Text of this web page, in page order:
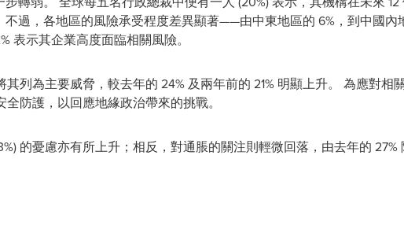
過，各地區的風險承受程度差異顯著——由中東地區的 6%，到中國內
表示其企業高度面臨相關風險。
列為主要威脅，較去年的 24% 及兩年前的 21% 明顯上升。 為應對相
防護，以回應地緣政治帶來的挑戰。
的憂慮亦有所上升；相反，對通脹的關注則輕微回落，由去年的 27%